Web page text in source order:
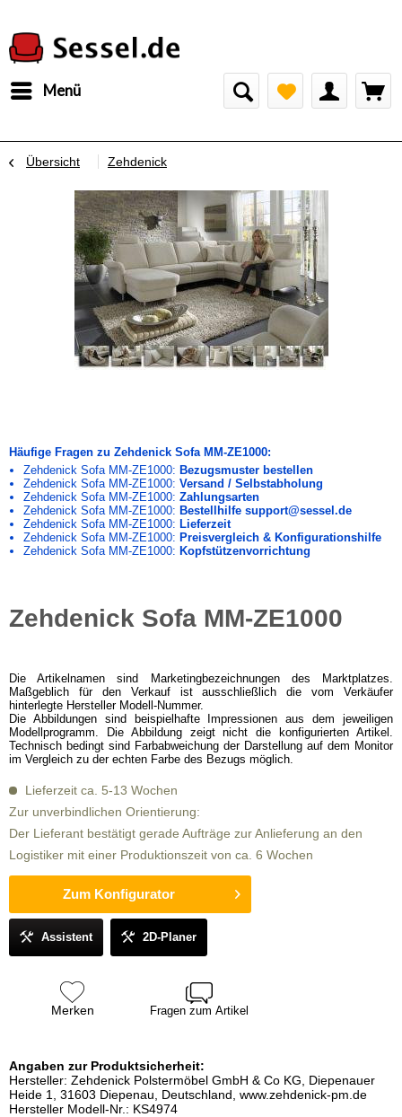
Menü
Übersicht Zehdenick
Häufige Fragen zu Zehdenick Sofa MM-ZE1000:
Zehdenick Sofa MM-ZE1000: Bezugsmuster bestellen
Zehdenick Sofa MM-ZE1000: Versand / Selbstabholung
Zehdenick Sofa MM-ZE1000: Zahlungsarten
Zehdenick Sofa MM-ZE1000: Bestellhilfe support@sessel.de
Zehdenick Sofa MM-ZE1000: Lieferzeit
Zehdenick Sofa MM-ZE1000: Preisvergleich & Konfigurationshilfe
Zehdenick Sofa MM-ZE1000: Kopfstützenvorrichtung
Zehdenick Sofa MM-ZE1000
Die Artikelnamen sind Marketingbezeichnungen des Marktplatzes.
Maßgeblich für den Verkauf ist ausschließlich die vom Verkäufer
hinterlegte Hersteller Modell-Nummer.
Die Abbildungen sind beispielhafte Impressionen aus dem jeweiligen
Modellprogramm. Die Abbildung zeigt nicht die konfigurierten Artikel.
Technisch bedingt sind Farbabweichung der Darstellung auf dem Monitor
im Vergleich zu der echten Farbe des Bezugs möglich.
Lieferzeit ca. 5-13 Wochen
Zur unverbindlichen Orientierung:
Der Lieferant bestätigt gerade Aufträge zur Anlieferung an den
Logistiker mit einer Produktionszeit von ca. 6 Wochen
Zum Konfigurator
Assistent 2D-Planer
Merken Fragen zum Artikel
Angaben zur Produktsicherheit:
Hersteller: Zehdenick Polstermöbel GmbH & Co KG, Diepenauer
Heide 1, 31603 Diepenau, Deutschland, www.zehdenick-pm.de
Hersteller Modell-Nr.: KS4974